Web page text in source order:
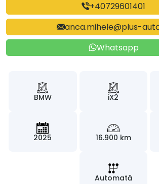
+40729601401
anca.mihele@plus-
Whatsapp
BMW iX2
2025 16.900 km
Automată